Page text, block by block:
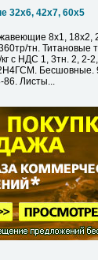
32х6, 42х7, 60х5
8х1, 18х2,
тн. Титановые
с НДС 1, 3тн. 2, 2-
Бесшовные.
86. Листы...